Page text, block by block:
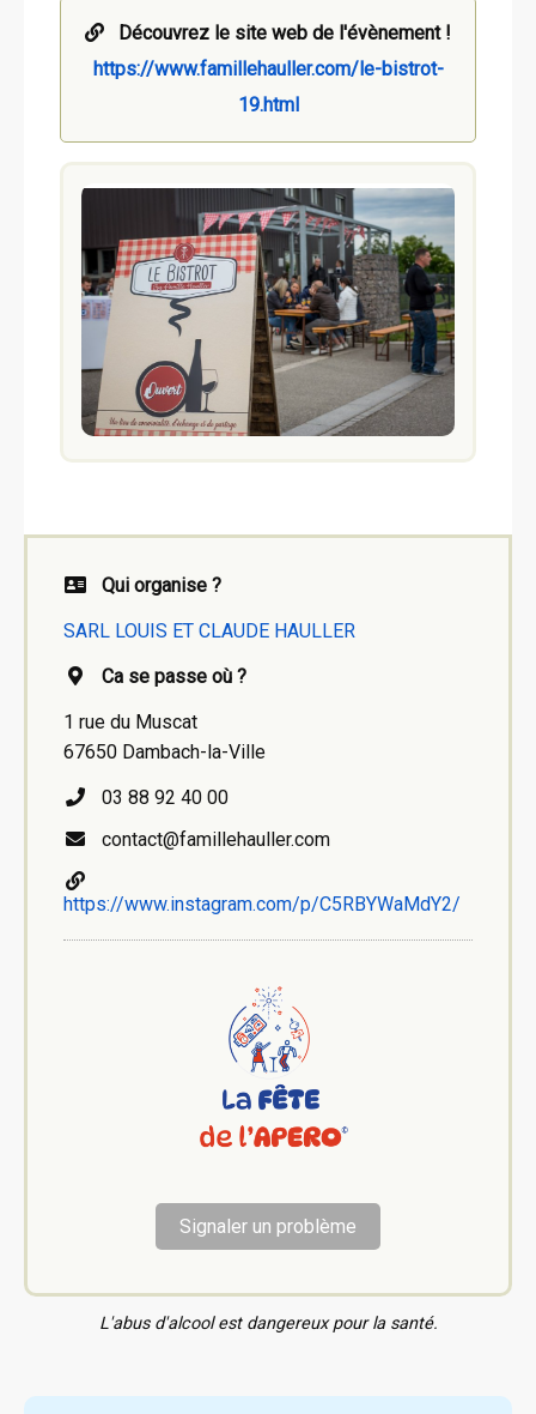
Découvrez le site web de l'évènement !
https://www.famillehauller.com/le-bistrot-
19.html
Qui organise ?
SARL LOUIS ET CLAUDE HAULLER
Ca se passe où ?
1 rue du Muscat
67650 Dambach-la-Ville
03 88 92 40 00
contact@famillehauller.com
https://www.instagram.com/p/C5RBYWaMdY2/
Signaler un problème
L'abus d'alcool est dangereux pour la santé.